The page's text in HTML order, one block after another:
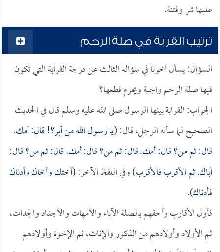
عليها شر وفتنة.
ترتيب القرابة في صلة الرحم
السؤال: يسأل أخونا في سؤاله الثالث عن درجة القرابة التي تكون
فيها صلة الرحم واجبة ويحرم قطعها؟
الجواب: القرابة بينها الرسول صلى الله عليه وسلم قال في الحديث
الصحيح لما سأله الرجل، قال: (يا رسول الله من أبر؟! قال: أمك.
قال: ثم من؟ قال: أمك. قال: ثم من؟ قال: أمك. قال: ثم من؟ قال:
أباك. ثم الأقرب فالأقرب) وفي اللفظ الآخر: (أختك وأخاك وأدناك
فأدناك).
فأول الأقارب وأحقهم بالصلة الآباء والأمهات والأجداد والجدات،
ثم الأولاد وأولادهم من الذكور والإناث، ثم الإخوة وأولادهم